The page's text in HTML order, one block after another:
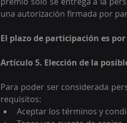
una autorización firmada por
El plazo de participación es
Artículo 5. Elección de la
Para poder ser considerada
requisitos:
Aceptar los términos y